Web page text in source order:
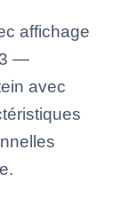
affichage
—
avec